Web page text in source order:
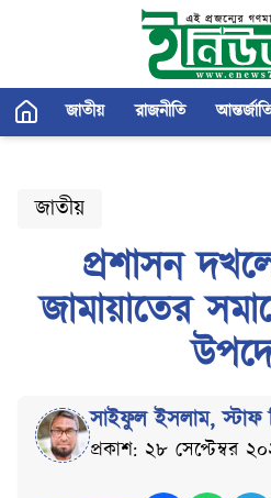
জাতীয় রাজনীতি
জাতীয়
প্রশাসন
জামায়াতের
সাইফুল ইসলাম,স্টাফ
প্রকাশ: ২৮ সেপ্টেম্বর